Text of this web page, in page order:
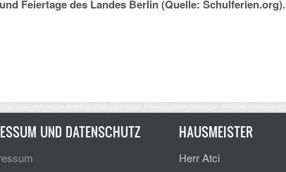
Feiertage des Landes Berlin (Quelle: Schulferien.org).
UND DATENSCHUTZ HAUSMEISTER
Herr Atci